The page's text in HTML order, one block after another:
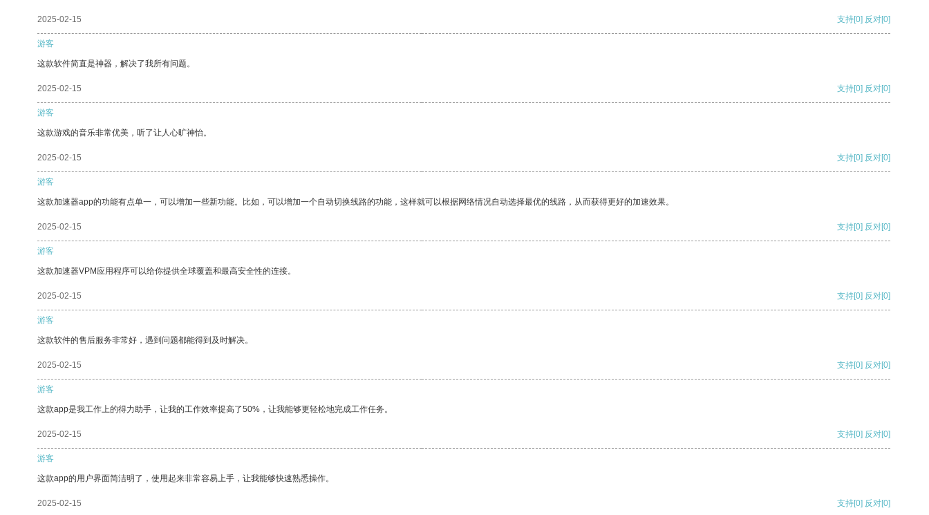
2025-02-15 支持[0] 反对[0]
游客
这款软件简直是神器，解决了我所有问题。
2025-02-15 支持[0] 反对[0]
游客
这款游戏的音乐非常优美，听了让人心旷神怡。
2025-02-15 支持[0] 反对[0]
游客
这款加速器app的功能有点单一，可以增加一些新功能。比如，可以增加一个自动切换线路的功能，这样就可以根据网络情况自动选择最优的线路，从而获得更好的加速效果。
2025-02-15 支持[0] 反对[0]
游客
这款加速器VPM应用程序可以给你提供全球覆盖和最高安全性的连接。
2025-02-15 支持[0] 反对[0]
游客
这款软件的售后服务非常好，遇到问题都能得到及时解决。
2025-02-15 支持[0] 反对[0]
游客
这款app是我工作上的得力助手，让我的工作效率提高了50%，让我能够更轻松地完成工作任务。
2025-02-15 支持[0] 反对[0]
游客
这款app的用户界面简洁明了，使用起来非常容易上手，让我能够快速熟悉操作。
2025-02-15 支持[0] 反对[0]